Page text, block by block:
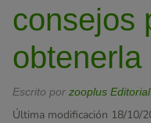
consejos
obtenerla
Escrito por zooplus
Última modificación 18/10/